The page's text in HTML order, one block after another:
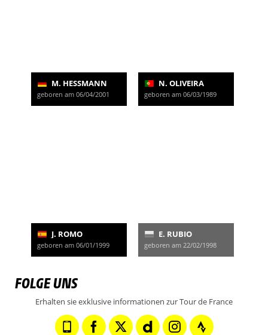
M. HESSMANN
geboren am 06/04/2001
N. OLIVEIRA
geboren am 06/03/1989
J. ROMO
geboren am 06/01/1999
E. RUBIO
geboren am 22/02/1998
FOLGE UNS
Erhalten sie exklusive informationen zur Tour de France